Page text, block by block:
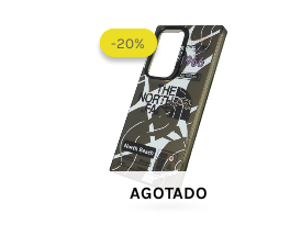
-20%
AGOTADO
-20%
precio
original
era:
$ 60.000.